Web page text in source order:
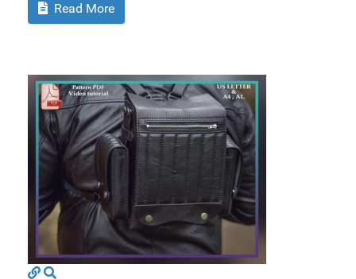
Read More